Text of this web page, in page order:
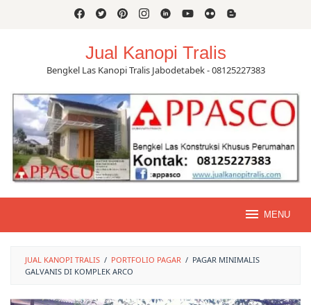
Jual Kanopi Tralis
Bengkel Las Kanopi Tralis Jabodetabek - 08125227383
MENU
JUAL KANOPI TRALIS / PORTFOLIO PAGAR / PAGAR MINIMALIS
GALVANIS DI KOMPLEK ARCO